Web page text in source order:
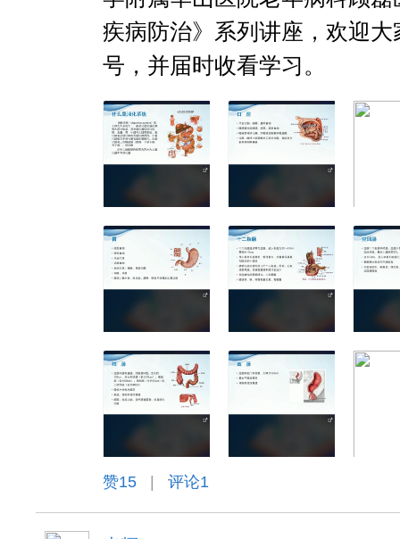
疾病防治》系列讲座，欢迎大
号，并届时收看学习。
赞15 评论1